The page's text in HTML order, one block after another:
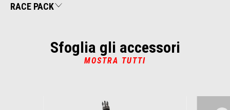
RACE PACK
Sfoglia gli accessori
MOSTRA TUTTI